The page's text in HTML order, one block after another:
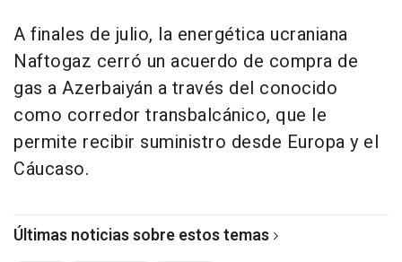
A finales de julio, la energética ucraniana
Naftogaz cerró un acuerdo de compra de
gas a Azerbaiyán a través del conocido
como corredor transbalcánico, que le
permite recibir suministro desde Europa y el
Cáucaso.
Últimas noticias sobre estos temas